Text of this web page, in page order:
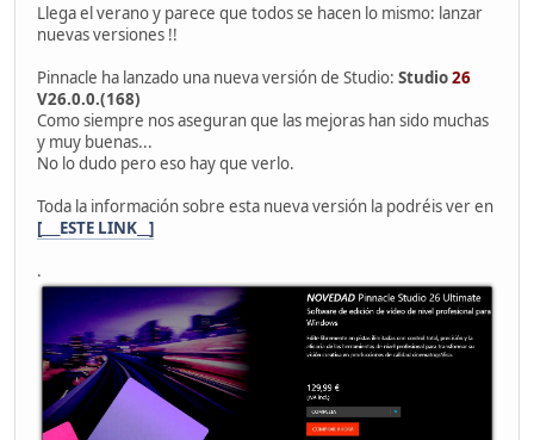
Llega el verano y parece que todos se hacen lo mismo: lanzar
nuevas versiones !!
Pinnacle ha lanzado una nueva versión de Studio: Studio26
V26.0.0.(168)
Como siempre nos aseguran que las mejoras han sido muchas
y muy buenas...
No lo dudo pero eso hay que verlo.
Toda la información sobre esta nueva versión la podréis ver en
[___ESTE LINK__]
.